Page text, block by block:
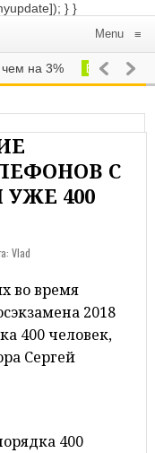
} }
Menu ≡
на 3% В МИРЕ
Трамп
С
УЖЕ 400
Vlad
во время
2018
400 человек,
Сергей
400